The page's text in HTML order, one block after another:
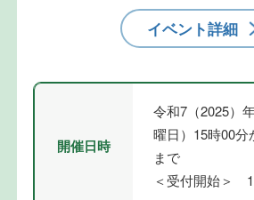
イベント詳細
開催日時
令和7（2025）
曜日）15時00分
まで
＜受付開始＞